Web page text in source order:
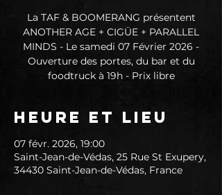
La TAF & BOOMERANG présentent
ANOTHER AGE + CIGÜE + PARALLEL
MINDS - Le samedi 07 Février 2026 -
Ouverture des portes, du bar et du
foodtruck à 19h - Prix libre
Heure et lieu
07 févr. 2026, 19:00
Saint-Jean-de-Védas, 25 Rue St Exupery,
34430 Saint-Jean-de-Védas, France